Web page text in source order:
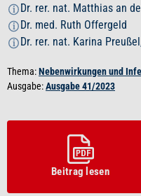
i Dr. rer. nat. Matthias an
i Dr. med. Ruth Offergeld
i Dr. rer. nat. Karina
Thema:Nebenwirkungen und
Ausgabe:Ausgabe 41/2023
Beitrag lesen